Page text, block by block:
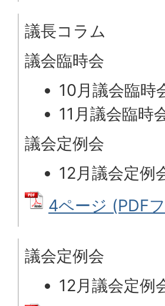
議長コラム
議会臨時会
10月議会臨時
11月議会臨時
議会定例会
12月議会定例
4ページ (PDF
議会定例会
12月議会定例